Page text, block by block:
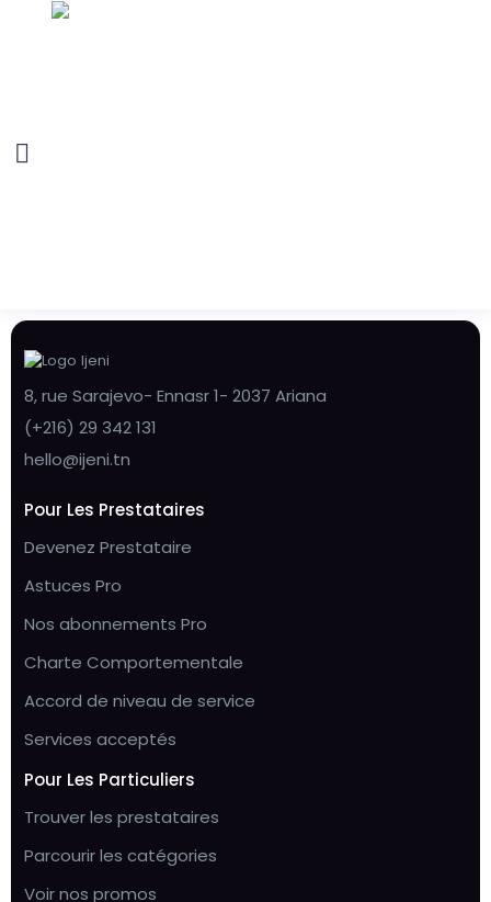
8, rue Sarajevo- Ennasr 1- 2037 Ariana
(+216) 29 342 131
hello@ijeni.tn
Pour Les Prestataires
Devenez Prestataire
Astuces Pro
Nos abonnements Pro
Charte Comportementale
Accord de niveau de service
Services acceptés
Pour Les Particuliers
Trouver les prestataires
Parcourir les catégories
Voir nos promos